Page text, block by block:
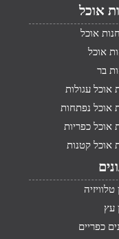
אוכל
אוכל
אוכל
בר
אוכל עגולות
אוכל נפתחות
אוכל כפריות
אוכל קטנות
טלוויזיה
עץ
כפריים